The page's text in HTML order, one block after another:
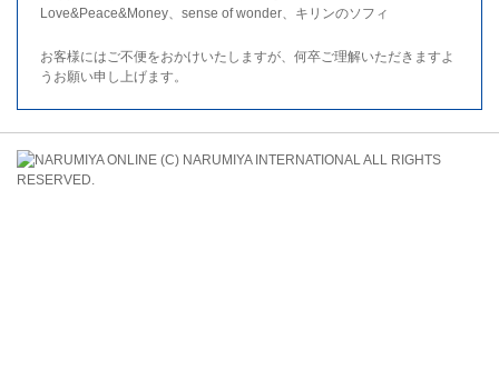
Love&Peace&Money、sense of wonder、キリンのソフィ
お客様にはご不便をおかけいたしますが、何卒ご理解いただきますよ
うお願い申し上げます。